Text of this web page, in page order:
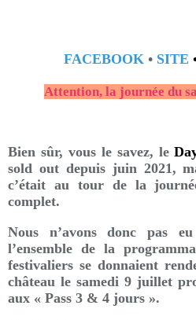
FACEBOOK • SITE
Attention, la journée du
Bien sûr, vous le savez, le
sold out depuis juin 2021,
c’était au tour de la
complet.
Nous n’avons donc pas
l’ensemble de la
festivaliers se donnaient
château le samedi 9 juillet
aux « Pass 3 & 4 jours ».